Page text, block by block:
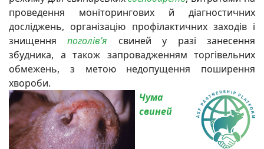
проведення моніторингових й діагностичних
досліджень, організацію профілактичних заходів і
знищенняпоголів’я свиней у разі занесення
збудника, а також запровадженням торгівельних
обмежень, з метою недопущення поширення
хвороби.
Чума
свиней